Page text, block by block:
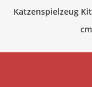
Katzenspielzeug